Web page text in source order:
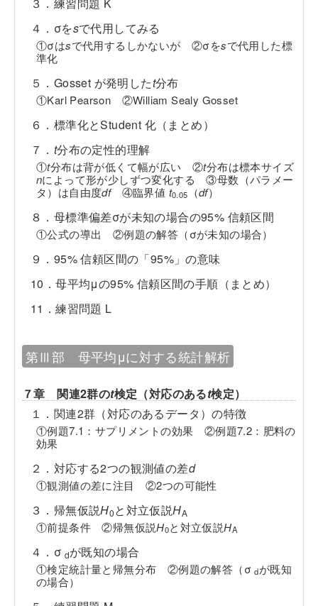
４．σをsで代用してみる
①σはsで代用するしかないが ②σをsで代用した標
準化
５．Gosset が発明したt分布
①Karl Pearson ②William Sealy Gosset
６．標準化とStudent 化（まとめ）
７． t分布の定性的理解
①t分布は背が低くて幅が広い ②t分布は標本サイズ
nによって形が少しずつ変化する ③母数（パラメー
タ）は自由度df④臨界値 t0.05 （df）
８．母標準偏差σが未知の場合の95% 信頼区間
①公式の導出 ②例題の解答（σが未知の場合）
９．95% 信頼区間の「95%」の意味
10．母平均μの95% 信頼区間の手順（まとめ）
11．練習問題 L
第Ⅲ部 母平均μに対する統計解析
７章 関連2群のt検定（対応のあるt検定）
１．関連2群（対応のあるデータ）の特徴
①例題7.1：サプリメントの効果 ②例題7.2：肥料の
効果
２．対応する2つの観測値の差d
①観測値の差に注目 ②2つの可能性
３．帰無仮説H0と対立仮説HA
①前提条件 ②帰無仮説H0と対立仮説HA
４．σ dが既知の場合
①検定統計量と帰無分布 ②例題の解答（σdが既知
の場合）